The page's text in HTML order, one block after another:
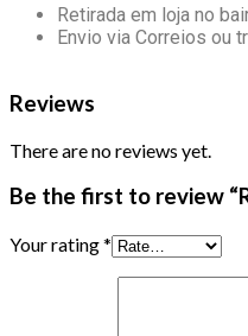
Retirada em loja no
Envio via Correios ou
Reviews
There are no reviews yet.
Be the first to review
Your rating*